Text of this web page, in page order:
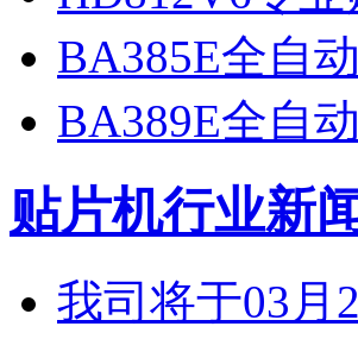
BA385E全自
BA389E全自
贴片机行业新闻
我司将于03月